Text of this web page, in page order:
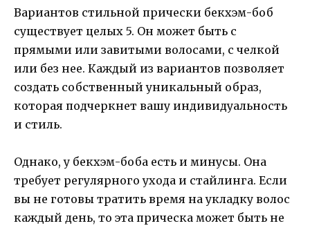
Вариантов стильной прически бекхэм-боб
существует целых 5. Он может быть с
прямыми или завитыми волосами, с челкой
или без нее. Каждый из вариантов позволяет
создать собственный уникальный образ,
которая подчеркнет вашу индивидуальность
и стиль.
Однако, у бекхэм-боба есть и минусы. Она
требует регулярного ухода и стайлинга. Если
вы не готовы тратить время на укладку волос
каждый день, то эта прическа может быть не